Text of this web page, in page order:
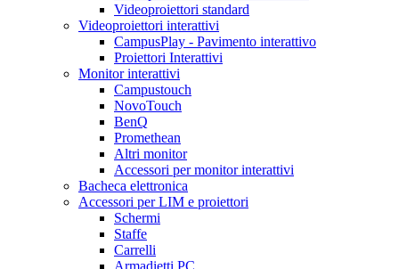
Videoproiettori standard
Videoproiettori interattivi
CampusPlay - Pavimento interattivo
Proiettori Interattivi
Monitor interattivi
Campustouch
NovoTouch
BenQ
Promethean
Altri monitor
Accessori per monitor interattivi
Bacheca elettronica
Accessori per LIM e proiettori
Schermi
Staffe
Carrelli
Armadietti PC